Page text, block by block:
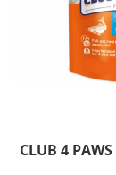
CLUB 4